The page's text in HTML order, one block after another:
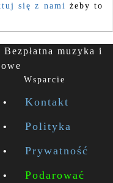
się z nami żeby to
muzyka i
Wsparcie
Kontakt
Polityka
Prywatność
Podarować